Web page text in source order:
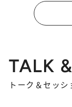
TALK
トーク＆セッシ